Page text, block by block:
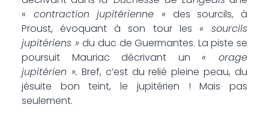
« contraction jupitérienne » des sourcils, à
Proust, évoquant à son tour les « sourcils
jupitériens »du duc de Guermantes. La piste se
poursuit Mauriac décrivant un « orage
jupitérien ». Bref, c’est du relié pleine peau, du
jésuite bon teint, le jupitérien ! Mais pas
seulement.